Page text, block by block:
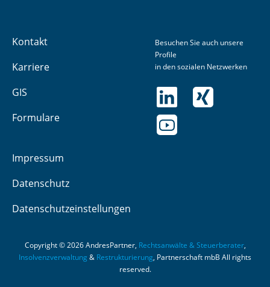
Kontakt
Karriere
GIS
Formulare
Impressum
Datenschutz
Datenschutzeinstellungen
Besuchen Sie auch unsere
Profile
in den sozialen Netzwerken
Copyright © 2026 AndresPartner, Rechtsanwälte & Steuerberater,
Insolvenzverwaltung & Restrukturierung , Partnerschaft mbB All rights
reserved.